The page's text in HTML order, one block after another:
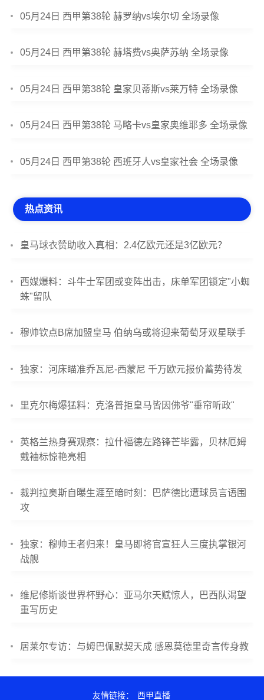
05月24日 西甲第38轮 赫罗纳vs埃尔切 全场录像
05月24日 西甲第38轮 赫塔费vs奥萨苏纳 全场录像
05月24日 西甲第38轮 皇家贝蒂斯vs莱万特 全场录像
05月24日 西甲第38轮 马略卡vs皇家奥维耶多 全场录像
05月24日 西甲第38轮 西班牙人vs皇家社会 全场录像
热点资讯
皇马球衣赞助收入真相：2.4亿欧元还是3亿欧元？
西媒爆料：斗牛士军团或变阵出击，床单军团锁定"小蜘
蛛"留队
穆帅钦点B席加盟皇马 伯纳乌或将迎来葡萄牙双星联手
独家：河床瞄准乔瓦尼-西蒙尼 千万欧元报价蓄势待发
里克尔梅爆猛料：克洛普拒皇马皆因佛爷"垂帘听政"
英格兰热身赛观察：拉什福德左路锋芒毕露，贝林厄姆
戴袖标惊艳亮相
裁判拉奥斯自曝生涯至暗时刻：巴萨德比遭球员言语围
攻
独家：穆帅王者归来！皇马即将官宣狂人三度执掌银河
战舰
维尼修斯谈世界杯野心：亚马尔天赋惊人，巴西队渴望
重写历史
居莱尔专访：与姆巴佩默契天成 感恩莫德里奇言传身教
友情链接： 西甲直播